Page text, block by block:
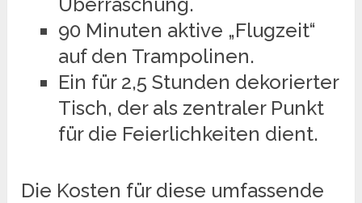
90 Minuten aktive „Flugzeit“
auf den Trampolinen.
Ein für 2,5 Stunden dekorierter
Tisch, der als zentraler Punkt
für die Feierlichkeiten dient.
Die Kosten für diese umfassende